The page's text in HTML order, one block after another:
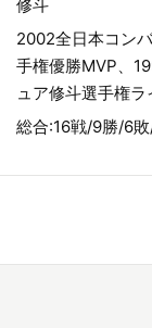
修斗
2002全日本コン
手権優勝MVP、
ュア修斗選手権
総合:16戦/9勝/6